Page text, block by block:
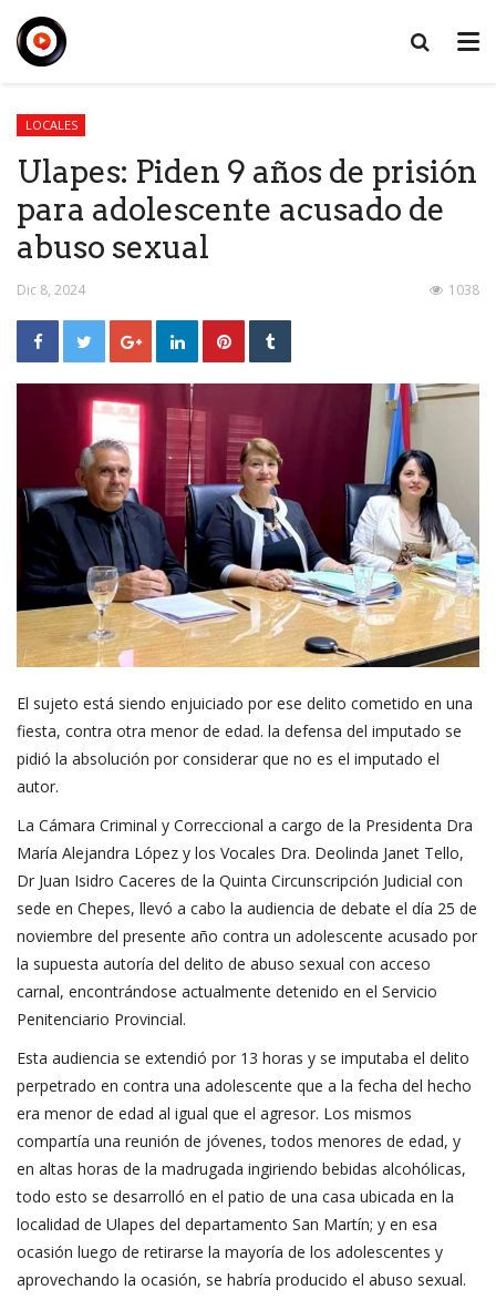
LOCALES
Ulapes: Piden 9 años de prisión
para adolescente acusado de
abuso sexual
Dic 8, 2024 1038
El sujeto está siendo enjuiciado por ese delito cometido en una
fiesta, contra otra menor de edad. la defensa del imputado se
pidió la absolución por considerar que no es el imputado el
autor.
La Cámara Criminal y Correccional a cargo de la Presidenta Dra
María Alejandra López y los Vocales Dra. Deolinda Janet Tello,
Dr Juan Isidro Caceres de la Quinta Circunscripción Judicial con
sede en Chepes, llevó a cabo la audiencia de debate el día 25 de
noviembre del presente año contra un adolescente acusado por
la supuesta autoría del delito de abuso sexual con acceso
carnal, encontrándose actualmente detenido en el Servicio
Penitenciario Provincial.
Esta audiencia se extendió por 13 horas y se imputaba el delito
perpetrado en contra una adolescente que a la fecha del hecho
era menor de edad al igual que el agresor. Los mismos
compartía una reunión de jóvenes, todos menores de edad, y
en altas horas de la madrugada ingiriendo bebidas alcohólicas,
todo esto se desarrolló en el patio de una casa ubicada en la
localidad de Ulapes del departamento San Martín; y en esa
ocasión luego de retirarse la mayoría de los adolescentes y
aprovechando la ocasión, se habría producido el abuso sexual.